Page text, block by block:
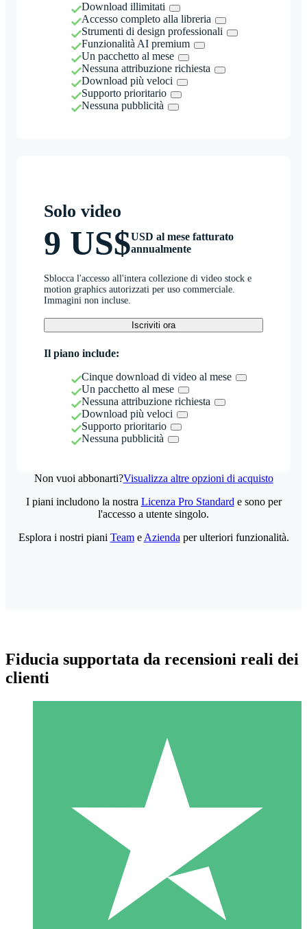
Download illimitati
Accesso completo alla libreria
Strumenti di design professionali
Funzionalità AI premium
Un pacchetto al mese
Nessuna attribuzione richiesta
Download più veloci
Supporto prioritario
Nessuna pubblicità
Solo video
9 US$USD al mese fatturato
annualmente
Sblocca l'accesso all'intera collezione di video stock e
motion graphics autorizzati per uso commerciale.
Immagini non incluse.
Iscriviti ora
Il piano include:
Cinque download di video al mese
Un pacchetto al mese
Nessuna attribuzione richiesta
Download più veloci
Supporto prioritario
Nessuna pubblicità
Non vuoi abbonarti?Visualizza altre opzioni di acquisto
Pacchetti di Crediti Individuali
Paga a consumo con crediti di download. Nessun impegno
1 Download
10
I piani includono la nostra Licenza Pro Standard e sono per
l'accesso a utente singolo.
Esplora i nostri piani Teame Azienda per ulteriori funzionalità.
Fiducia supportata da recensioni reali dei
clienti